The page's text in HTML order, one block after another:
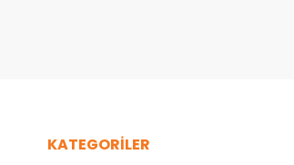
KATEGORİLER